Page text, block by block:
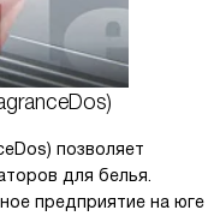
позволяет
для белья.
предприятие на юге